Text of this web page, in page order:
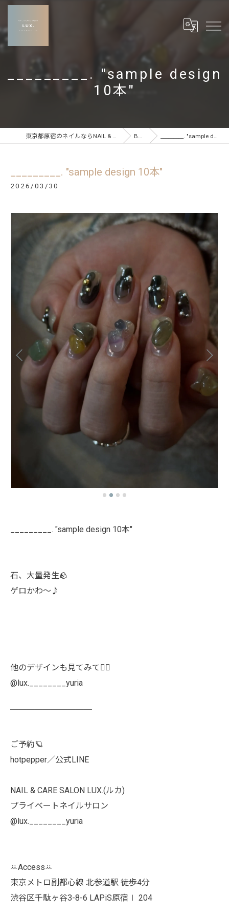
_________. "sample design
10本"
東京都原宿のネイルならNAIL & CARE SALON LUX BLOG _________. "sample design 10本"
_________. "sample design 10本"
2026/03/30
_________. "sample design 10本"
石、大量発生🪨
ゲロかわ〜♪
他のデザインも見てみて👯‍♀️
@lux.________yuria
ご予約🪐
hotpepper／公式LINE
NAIL & CARE SALON LUX.(ルカ)
プライベートネイルサロン
@lux.________yuria
ꕁAccessꕁ
東京メトロ副都心線 北参道駅 徒歩4分
渋谷区千駄ヶ谷3-8-6 LAPiS原宿Ⅰ 204